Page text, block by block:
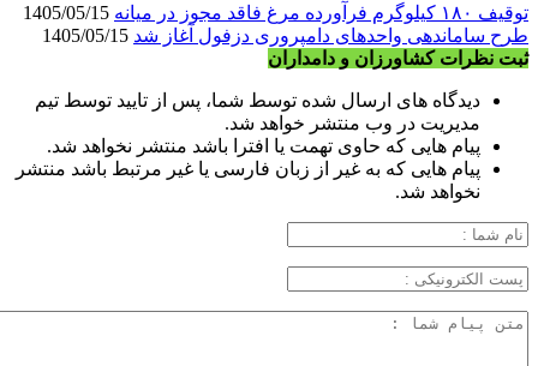
توقیف ۱۸۰ کیلوگرم فرآورده مرغ فاقد مجوز در میانه
طرح ساماندهی واحدهای دامپروری دزفول آغاز شد
ثبت نظرات کشاورزان و دامداران
دیدگاه های ارسال شده توسط شما، پس از تایید توسط تیم
مدیریت در وب منتشر خواهد شد.
پیام هایی که حاوی تهمت یا افترا باشد منتشر نخواهد شد.
پیام هایی که به غیر از زبان فارسی یا غیر مرتبط باشد منتشر
نخواهد شد.